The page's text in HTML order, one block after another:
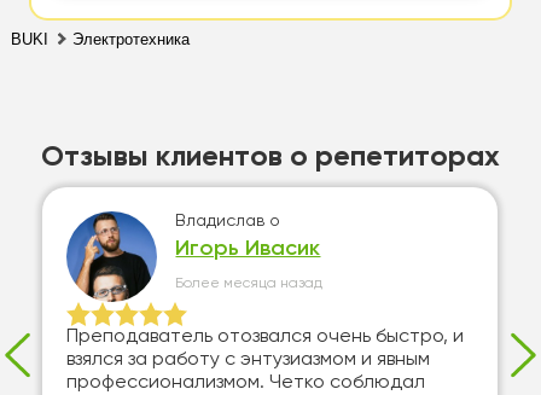
BUKI Электротехника
Отзывы клиентов о репетиторах
Владислав о
Игорь Ивасик
Более месяца назад
Преподаватель отозвался очень быстро, и
взялся за работу с энтузиазмом и явным
профессионализмом. Четко соблюдал